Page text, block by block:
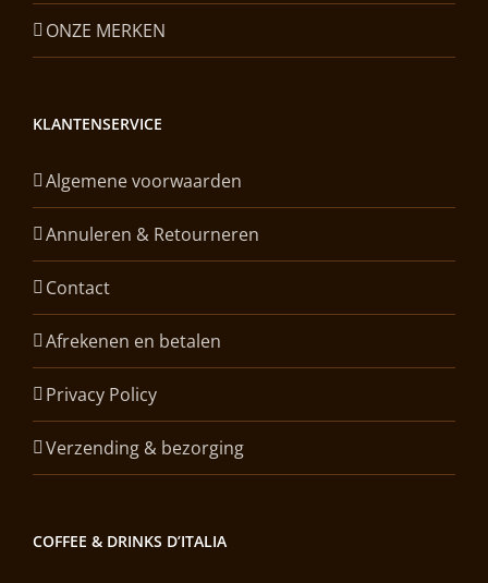
ONZE MERKEN
KLANTENSERVICE
Algemene voorwaarden
Annuleren & Retourneren
Contact
Afrekenen en betalen
Privacy Policy
Verzending & bezorging
COFFEE & DRINKS D’ITALIA